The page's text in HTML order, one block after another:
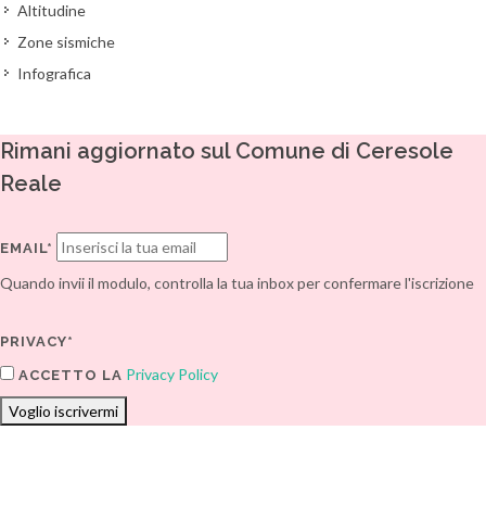
Altitudine
Zone sismiche
Infografica
Rimani aggiornato sul Comune di Ceresole
Reale
EMAIL*
Quando invii il modulo, controlla la tua inbox per confermare l'iscrizione
PRIVACY*
ACCETTO LA Privacy Policy
Voglio iscrivermi